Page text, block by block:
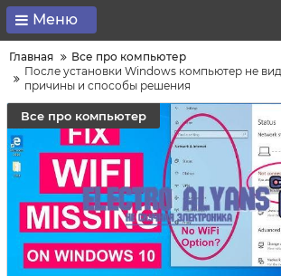
Меню
Главная
Все про компьютер
После установки Windows компьютер не
причины и способы решения
Все про компьютер